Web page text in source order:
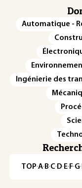
Automatique -
Ingénierie des
TOP·A·B·C· D· E· F·G·